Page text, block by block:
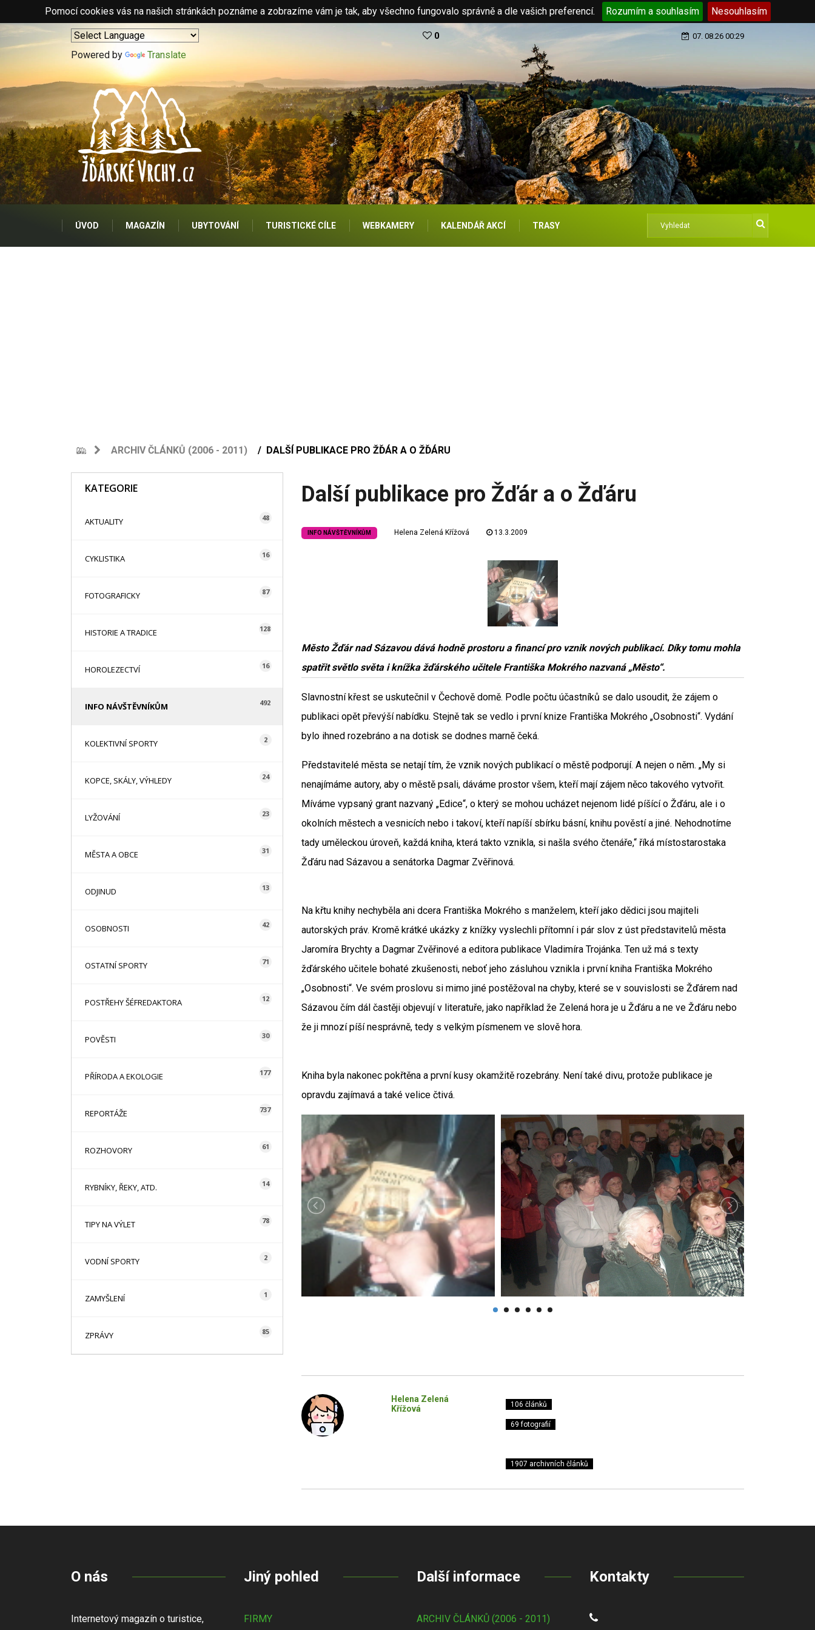
Pomocí cookies vás na našich stránkách poznáme a zobrazíme vám je tak, aby všechno fungovalo správně a dle vašich preferencí. Rozumím a souhlasím Nesouhlasím
Powered by Translate
0 07. 08.26 00:29
ÚVOD MAGAZÍN UBYTOVÁNÍ TURISTICKÉ CÍLE WEBKAMERY KALENDÁŘ AKCÍ TRASY
ARCHIV ČLÁNKŮ (2006 - 2011) DALŠÍ PUBLIKACE PRO ŽĎÁR A O ŽĎÁRU
KATEGORIE
AKTUALITY 48
CYKLISTIKA 16
FOTOGRAFICKY 87
HISTORIE A TRADICE 128
HOROLEZECTVÍ 16
INFO NÁVŠTĚVNÍKŮM 492
KOLEKTIVNÍ SPORTY 2
KOPCE, SKÁLY, VÝHLEDY 24
LYŽOVÁNÍ 23
MĚSTA A OBCE 31
ODJINUD 13
OSOBNOSTI 42
OSTATNÍ SPORTY 71
POSTŘEHY ŠÉFREDAKTORA 12
POVĚSTI 30
PŘÍRODA A EKOLOGIE 177
REPORTÁŽE 737
ROZHOVORY 61
RYBNÍKY, ŘEKY, ATD. 14
TIPY NA VÝLET 78
VODNÍ SPORTY 2
ZAMYŠLENÍ 1
ZPRÁVY 85
Další publikace pro Žďár a o Žďáru
INFO NÁVŠTĚVNÍKŮM Helena Zelená Křížová 13.3.2009
Město Žďár nad Sázavou dává hodně prostoru a financí pro vznik nových publikací. Díky tomu mohla
spatřit světlo světa i knížka žďárského učitele Františka Mokrého nazvaná „Město“.
Slavnostní křest se uskutečnil v Čechově domě. Podle počtu účastníků se dalo usoudit, že zájem o
publikaci opět převýší nabídku. Stejně tak se vedlo i první knize Františka Mokrého „Osobnosti“. Vydání
bylo ihned rozebráno a na dotisk se dodnes marně čeká.
Představitelé města se netají tím, že vznik nových publikací o městě podporují. A nejen o něm. „My si
nenajímáme autory, aby o městě psali, dáváme prostor všem, kteří mají zájem něco takového vytvořit.
Míváme vypsaný grant nazvaný „Edice“, o který se mohou ucházet nejenom lidé píšící o Žďáru, ale i o
okolních městech a vesnicích nebo i takoví, kteří napíší sbírku básní, knihu pověstí a jiné. Nehodnotíme
tady uměleckou úroveň, každá kniha, která takto vznikla, si našla svého čtenáře,“ říká místostarostaka
Žďáru nad Sázavou a senátorka Dagmar Zvěřinová.
Na křtu knihy nechyběla ani dcera Františka Mokrého s manželem, kteří jako dědici jsou majiteli
autorských práv. Kromě krátké ukázky z knížky vyslechli přítomní i pár slov z úst představitelů města
Jaromíra Brychty a Dagmar Zvěřinové a editora publikace Vladimíra Trojánka. Ten už má s texty
žďárského učitele bohaté zkušenosti, neboť jeho zásluhou vznikla i první kniha Františka Mokrého
„Osobnosti“. Ve svém proslovu si mimo jiné postěžoval na chyby, které se v souvislosti se Žďárem nad
Sázavou čím dál častěji objevují v literatuře, jako například že Zelená hora je u Žďáru a ne ve Žďáru nebo
že ji mnozí píší nesprávně, tedy s velkým písmenem ve slově hora.
Kniha byla nakonec pokřtěna a první kusy okamžitě rozebrány. Není také divu, protože publikace je
opravdu zajímavá a také velice čtivá.
Helena Zelená
Křížová
106 článků
69 fotografií
1907 archivních článků
O nás
Internetový magazín o turistice,
Jiný pohled
FIRMY
Další informace
ARCHIV ČLÁNKŮ (2006 - 2011)
Kontakty